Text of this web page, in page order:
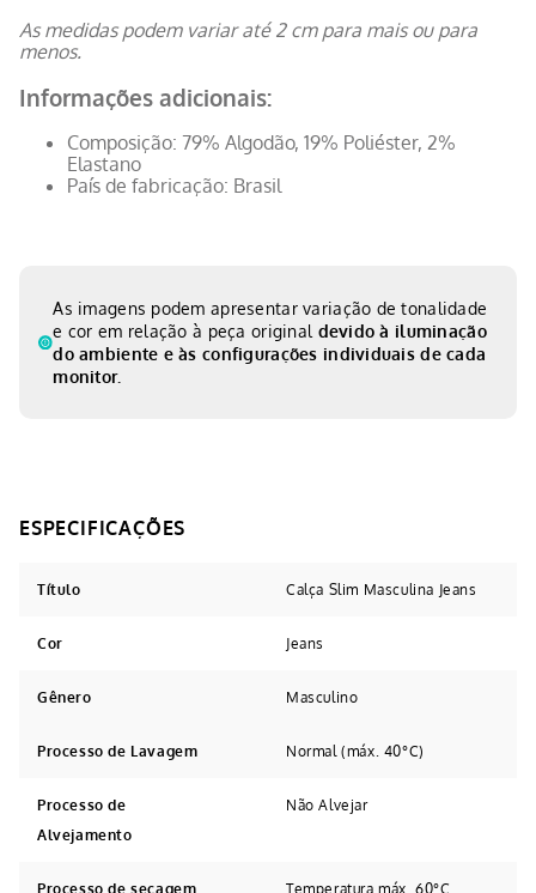
As medidas podem variar até 2 cm para mais ou para
menos.
Informações adicionais:
Composição: 79% Algodão, 19% Poliéster, 2%
Elastano
País de fabricação: Brasil
As imagens podem apresentar variação de tonalidade
e cor em relação à peça original devido à iluminação
do ambiente e às configurações individuais de cada
monitor.
Título Calça Slim Masculina Jeans
Cor Jeans
Gênero Masculino
Processo de Lavagem Normal (máx. 40°C)
Processo de
Alvejamento
Não Alvejar
Processo de secagem Temperatura máx. 60°C